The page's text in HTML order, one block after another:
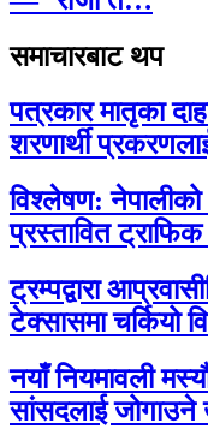
समाचारबाट थप
पत्रकार मातृका
शरणार्थी
विश्लेषण:
प्रस्तावित
ट्रम्पद्वारा
टेक्सासमा चर्कियो
नयाँ नियमावली
सांसदलाई